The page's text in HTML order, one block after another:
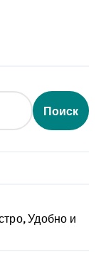
Поиск
Удобно и